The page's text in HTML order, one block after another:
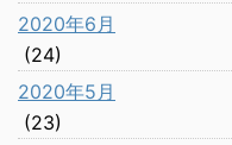
2020年6月
(24)
2020年5月
(23)